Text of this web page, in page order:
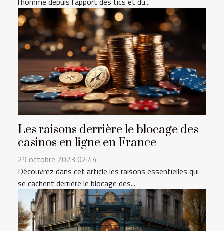
Les raisons derrière le blocage des
casinos en ligne en France
29 octobre 2023 02:44
Découvrez dans cet article les raisons essentielles qui
se cachent derrière le blocage des...